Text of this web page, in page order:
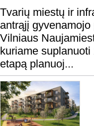
Tvarių miestų ir
antrąjį gyvenamojo
Vilniaus
kuriame
etapą planuoj...